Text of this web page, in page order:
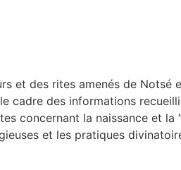
et des rites amenés de
cadre des informations
concernant la naissance et
et les pratiques